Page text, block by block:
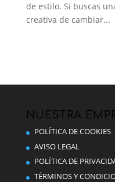
de estilo. Si buscas
creativa de cambiar...
NUESTRA
POLÍTICA DE COOKIES
AVISO LEGAL
POLÍTICA DE
TÉRMINOS Y